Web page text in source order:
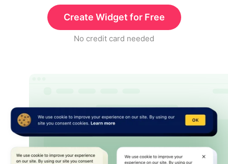
Create Widget for Free
No credit card needed